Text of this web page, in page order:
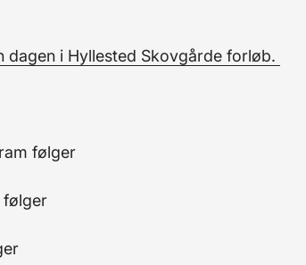
i Hyllested Skovgårde forløb.
følger
følger